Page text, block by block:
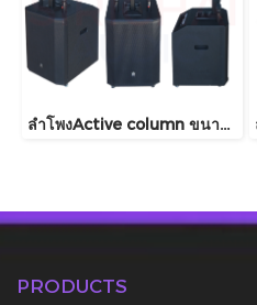
ลำโพงActive column ขนาด15นิ้ว Soundit รุ่น Sv60 pro
PRODUCTS